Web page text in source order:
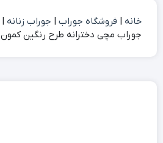
خانه | فروشگاه جوراب | جوراب زنانه |
جوراب مچی دخترانه طرح رنگین کمون